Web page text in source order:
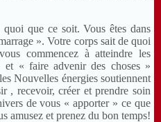
que ce soit. Vous êtes dans
». Votre corps sait de quoi
commencez à atteindre les
et « faire advenir des choses »
Nouvelles énergies soutiennent
, recevoir, créer et prendre soin
de vous « apporter » ce que
amusez et prenez du bon temps!